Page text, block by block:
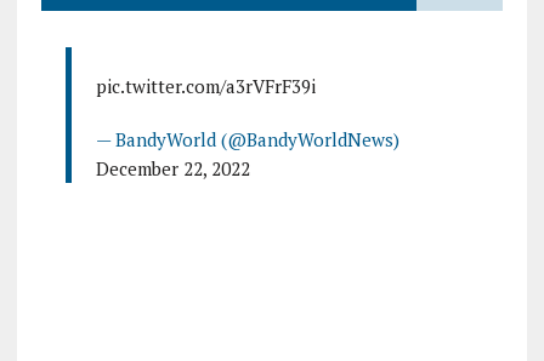
pic.twitter.com/a3rVFrF39i
— BandyWorld (@BandyWorldNews)
December 22, 2022